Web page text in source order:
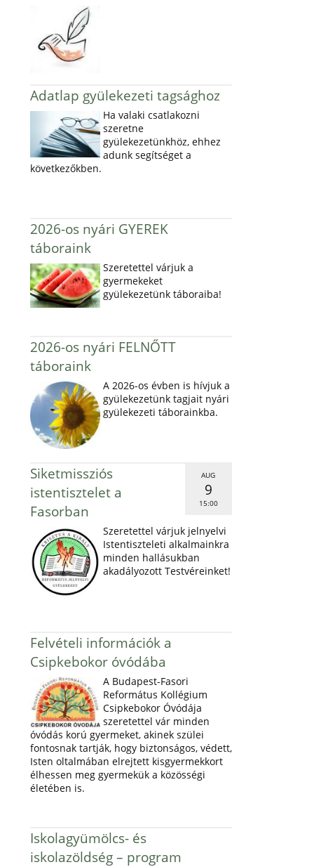
Adatlap gyülekezeti tagsághoz
Ha valaki csatlakozni
szeretne
gyülekezetünkhöz, ehhez
adunk segítséget a
következőkben.
2026-os nyári GYEREK
táboraink
Szeretettel várjuk a
gyermekeket
gyülekezetünk táboraiba!
2026-os nyári FELNŐTT
táboraink
A 2026-os évben is hívjuk a
gyülekezetünk tagjait nyári
gyülekezeti táborainkba.
AUG
9
15:00
Siketmissziós
istentisztelet a
Fasorban
Szeretettel várjuk jelnyelvi
Istentiszteleti alkalmainkra
minden hallásukban
akadályozott Testvéreinket!
Felvételi információk a
Csipkebokor óvódába
A Budapest-Fasori
Református Kollégium
Csipkebokor Óvódája
szeretettel vár minden
óvódás korú gyermeket, akinek szülei
fontosnak tartják, hogy biztonságos, védett,
Isten oltalmában elrejtett kisgyermekkort
élhessen meg gyermekük a közösségi
életében is.
Iskolagyümölcs- és
iskolazöldség – program